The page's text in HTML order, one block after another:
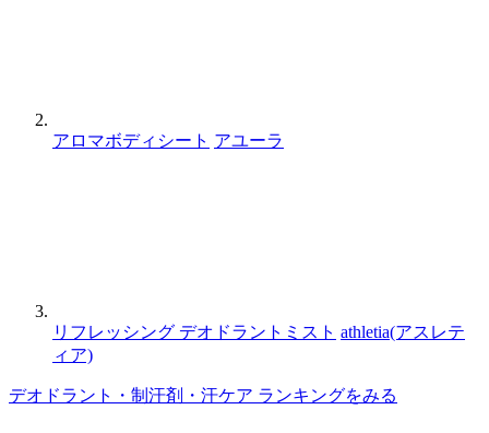
アロマボディシート アユーラ
リフレッシング デオドラントミスト athletia(アスレテ
ィア)
デオドラント・制汗剤・汗ケア ランキングをみる